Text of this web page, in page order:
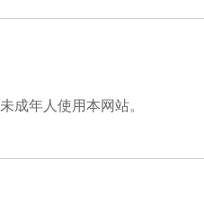
成年人使用本网站。